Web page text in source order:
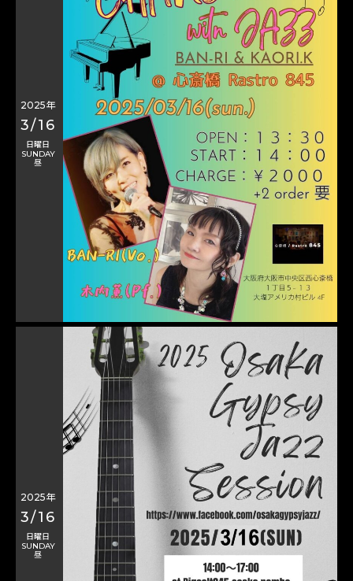
2025年
3/16
日曜日
SUNDAY
昼
2025年
3/16
日曜日
SUNDAY
昼